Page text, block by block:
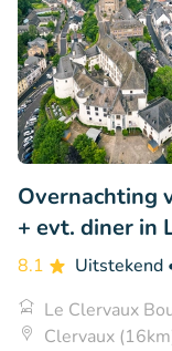
Overnachting
+ evt. diner in
8.1 Uitstekend
Le Clervaux
Clervaux